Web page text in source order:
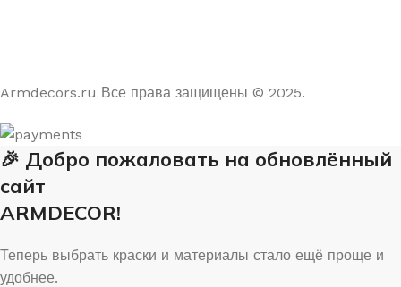
Armdecors.ru Все права защищены © 2025. ​
🎉 Добро пожаловать на обновлённый
сайт
ARMDECOR!
Теперь выбрать краски и материалы стало ещё проще и
удобнее.